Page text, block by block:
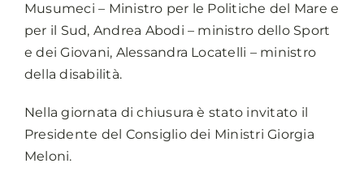
Musumeci – Ministro per le Politiche del Mare e
per il Sud, Andrea Abodi – ministro dello Sport
e dei Giovani, Alessandra Locatelli – ministro
della disabilità.
Nella giornata di chiusura è stato invitato il
Presidente del Consiglio dei Ministri Giorgia
Meloni.